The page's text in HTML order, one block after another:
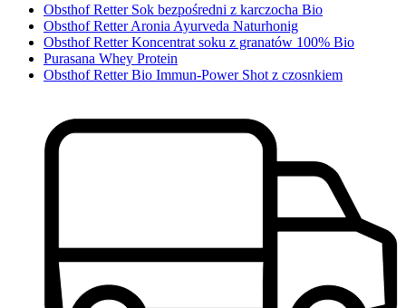
Obsthof Retter Sok bezpośredni z karczocha Bio
Obsthof Retter Aronia Ayurveda Naturhonig
Obsthof Retter Koncentrat soku z granatów 100% Bio
Purasana Whey Protein
Obsthof Retter Bio Immun-Power Shot z czosnkiem